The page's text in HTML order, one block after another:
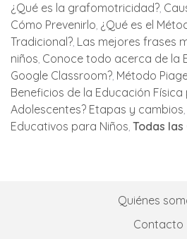
¿Qué es la grafomotricidad?
Cómo Prevenirlo ¿Qué es el
Tradicional? Las mejores frases
niños Conoce todo acerca de la
Google Classroom? Método
Beneficios de la Educación
Adolescentes? Etapas y cambios
Educativos para Niños Todas las
Quiénes
Contacto